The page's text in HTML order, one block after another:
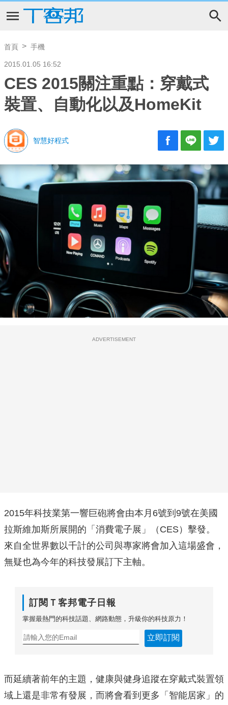
首頁 手機
2015.01.05 16:52
CES 2015關注重點：穿戴式
裝置、自動化以及HomeKit
智慧好程式
ADVERTISEMENT
2015年科技業第一響巨砲將會由本月6號到9號在美國
拉斯維加斯所展開的「消費電子展」（CES）擊發。
來自全世界數以千計的公司與專家將會加入這場盛會，
無疑也為今年的科技發展訂下主軸。
訂閱Ｔ客邦電子日報
掌握最熱門的科技話題、網路動態，升級你的科技原力！
立即訂閱
而延續著前年的主題，健康與健身追蹤在穿戴式裝置領
域上還是非常有發展，而將會看到更多「智能居家」的